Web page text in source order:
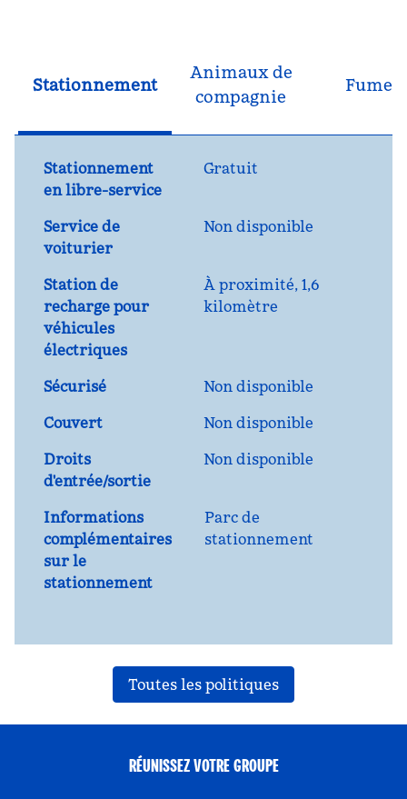
Stationnement
Animaux de
compagnie
Stationnement
en libre-service
Gratuit
Service de
voiturier
Non disponible
Station de
recharge pour
véhicules
électriques
À proximité, 1,6
kilomètre
Sécurisé
Non disponible
Couvert
Non disponible
Droits
d'entrée/sortie
Non disponible
Informations
complémentaires
sur le
stationnement
Parc de
stationnement
Toutes les politiques
RÉUNISSEZ VOTRE GROUPE